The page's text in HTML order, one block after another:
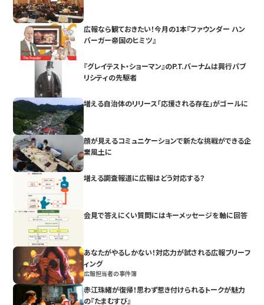
広報なら観ておきたい！今月の1本『ファウンダー ハン
バーガー帝国のヒミツ』
『グレイテスト・ショーマン』のP.T.バーナムは興行パブ
リシティの先駆者
増える自治体のリリース「応援される存在」がゴールに
顔が見えるコミュニケーションで新たな挑戦ができる企
業風土に
増える調査報道に広報はどう対応する？
会見で答えにくい質問にはキーメッセージを軸に回答
あなたがやるしかない！対応力が試される広報ブリーフ
ィング
広報担当者の事件簿
赤江珠緒が復帰！思わず惹き付けられるトークが魅力
の『たまむすび』